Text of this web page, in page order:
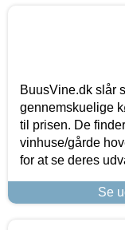
BuusVine.dk slår
gennemskuelige
til prisen. De
vinhuse/gårde
for at se deres
Se